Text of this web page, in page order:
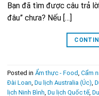
Bạn đã tìm được câu trả
đâu” chưa? Nếu […]
Posted in Ẩm thực - Food Cẩm
Đài Loan Du lịch Australia (Úc)
lịch Ninh Bình Du lịch Quốc tế,